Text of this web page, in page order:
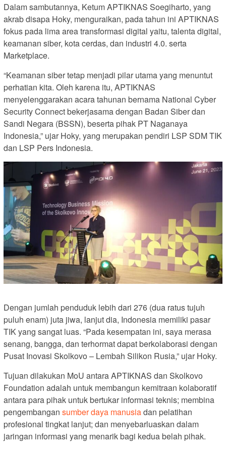
Dalam sambutannya, Ketum APTIKNAS Soegiharto, yang
akrab disapa Hoky, menguraikan, pada tahun ini APTIKNAS
fokus pada lima area transformasi digital yaitu, talenta digital,
keamanan siber, kota cerdas, dan industri 4.0. serta
Marketplace.
“Keamanan siber tetap menjadi pilar utama yang menuntut
perhatian kita. Oleh karena itu, APTIKNAS
menyelenggarakan acara tahunan bernama National Cyber
Security Connect bekerjasama dengan Badan Siber dan
Sandi Negara (BSSN), beserta pihak PT Naganaya
Indonesia,” ujar Hoky, yang merupakan pendiri LSP SDM TIK
dan LSP Pers Indonesia.
Dengan jumlah penduduk lebih dari 276 (dua ratus tujuh
puluh enam) juta jiwa, lanjut dia, Indonesia memiliki pasar
TIK yang sangat luas. “Pada kesempatan ini, saya merasa
senang, bangga, dan terhormat dapat berkolaborasi dengan
Pusat Inovasi Skolkovo – Lembah Silikon Rusia,” ujar Hoky.
Tujuan dilakukan MoU antara APTIKNAS dan Skolkovo
Foundation adalah untuk membangun kemitraan kolaboratif
antara para pihak untuk bertukar informasi teknis; membina
pengembangan sumber daya manusiadan pelatihan
profesional tingkat lanjut; dan menyebarluaskan dalam
jaringan informasi yang menarik bagi kedua belah pihak.